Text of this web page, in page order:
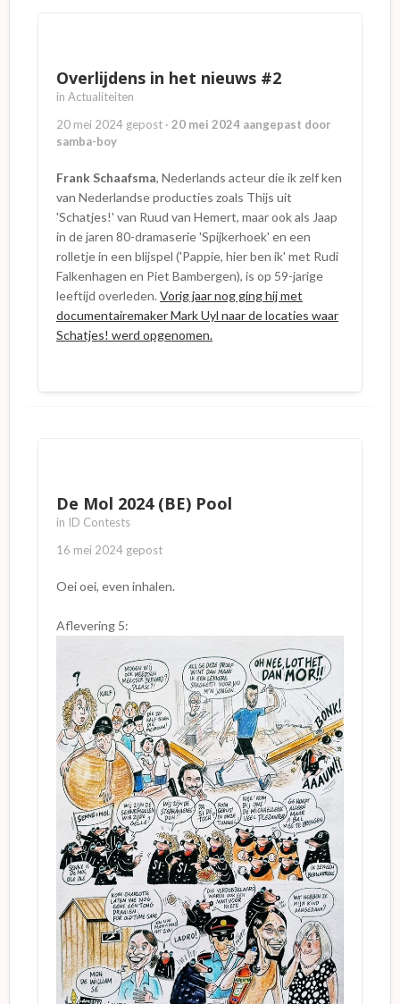
Overlijdens in het nieuws #2
in Actualiteiten
20 mei 2024 gepost · 20 mei 2024 aangepast door
samba-boy
Frank Schaafsma, Nederlands acteur die ik zelf ken
van Nederlandse producties zoals Thijs uit
'Schatjes!' van Ruud van Hemert, maar ook als Jaap
in de jaren 80-dramaserie 'Spijkerhoek' en een
rolletje in een blijspel ('Pappie, hier ben ik' met Rudi
Falkenhagen en Piet Bambergen), is op 59-jarige
leeftijd overleden. Vorig jaar nog ging hij met
documentairemaker Mark Uyl naar de locaties waar
Schatjes! werd opgenomen.
De Mol 2024 (BE) Pool
in ID Contests
16 mei 2024 gepost
Oei oei, even inhalen.
Aflevering 5: